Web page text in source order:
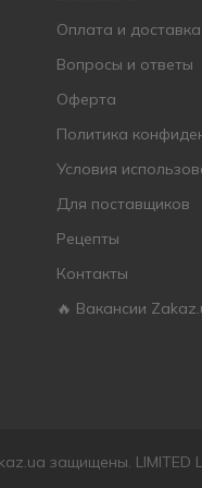
Оплата и доставка
Вопросы и ответы
Оферта
Политика
Условия
Для поставщиков
Рецепты
Контакты
🔥 Вакансии
защищены. LIMITED